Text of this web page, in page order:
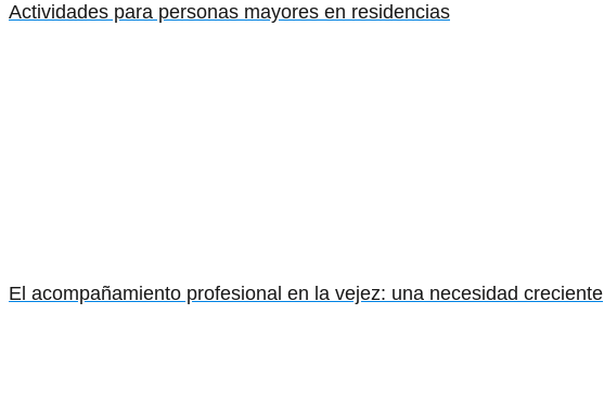
Actividades para personas mayores en residencias
El acompañamiento profesional en la vejez: una necesidad creciente